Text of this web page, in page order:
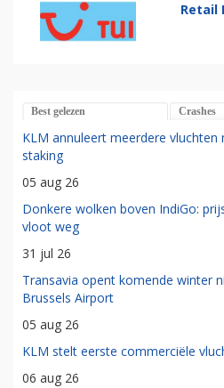
Retail
Best gelezen Crashes
KLM annuleert meerdere
staking
05 aug 26
Donkere wolken boven IndiGo:
vloot weg
31 jul 26
Transavia opent komende winter
Brussels Airport
05 aug 26
KLM stelt eerste commerciële
06 aug 26